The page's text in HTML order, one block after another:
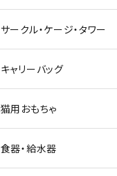
サークル・ケージ・タワー
キャリーバッグ
猫用おもちゃ
食器・給水器